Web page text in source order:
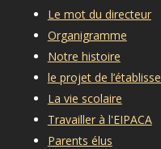
Le mot du directeur
Organigramme
Notre histoire
le projet de
La vie scolaire
Travailler à l'EIPACA
Parents élus